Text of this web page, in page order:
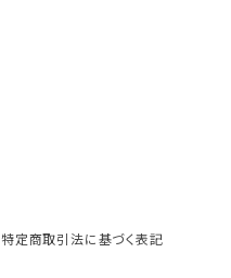
特定商取引法に基づく表記